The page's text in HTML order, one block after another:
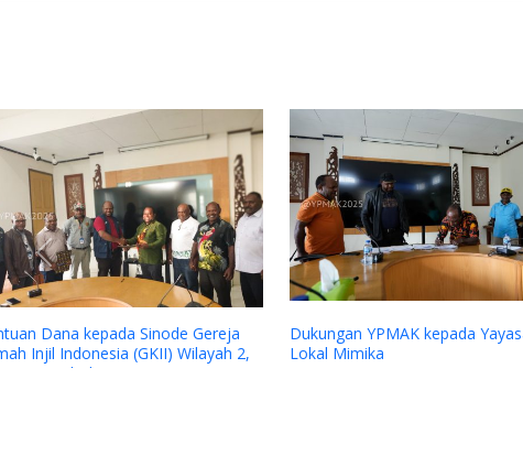
Dukungan YPMAK kepada Yayasan
Lokal Mimika
Penilaian Lapangan Juri CSR
Award 2025 Program
Previous